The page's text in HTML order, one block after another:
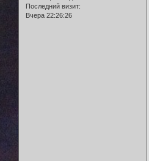
Последний визит:
Вчера 22:26:26